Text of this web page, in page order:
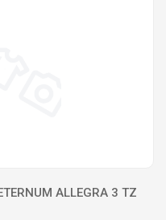
ALLEGRA 3 TZ